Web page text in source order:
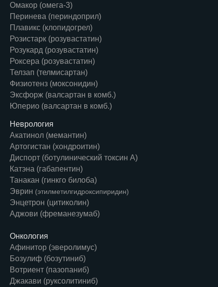
Омакор (омега-3)
Перинева (периндоприл)
Плавикс (клопидогрел)
Розистарк (розувастатин)
Розукард (розувастатин)
Роксера (розувастатин)
Телзап (телмисартан)
Физиотенз (моксонидин)
Эксфорж (валсартан в комб.)
Юперио (валсартан в комб.)
Неврология
Акатинол (мемантин)
Артогистан (хондроитин)
Диспорт (ботулинический токсин А)
Катэна (габапентин)
Танакан (гинкго билоба)
Эврин (этилметилгидроксипиридин)
Энцетрон (цитиколин)
Аджови (фреманезумаб)
Онкология
Афинитор (эверолимус)
Бозулиф (бозутиниб)
Вотриент (пазопаниб)
Джакави (руксолитиниб)